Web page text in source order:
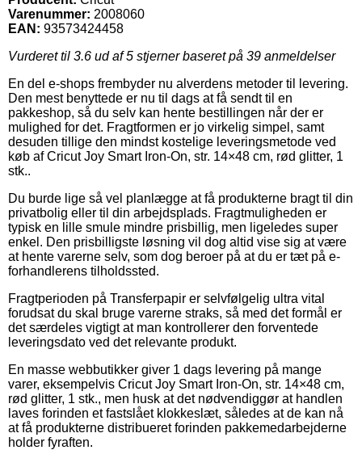
Varenummer: 2008060
EAN: 93573424458
Vurderet til 3.6 ud af 5 stjerner baseret på 39 anmeldelser
En del e-shops frembyder nu alverdens metoder til levering.
Den mest benyttede er nu til dags at få sendt til en
pakkeshop, så du selv kan hente bestillingen når der er
mulighed for det. Fragtformen er jo virkelig simpel, samt
desuden tillige den mindst kostelige leveringsmetode ved
køb af Cricut Joy Smart Iron-On, str. 14×48 cm, rød glitter, 1
stk..
Du burde lige så vel planlægge at få produkterne bragt til din
privatbolig eller til din arbejdsplads. Fragtmuligheden er
typisk en lille smule mindre prisbillig, men ligeledes super
enkel. Den prisbilligste løsning vil dog altid vise sig at være
at hente varerne selv, som dog beroer på at du er tæt på e-
forhandlerens tilholdssted.
Fragtperioden på Transferpapir er selvfølgelig ultra vital
forudsat du skal bruge varerne straks, så med det formål er
det særdeles vigtigt at man kontrollerer den forventede
leveringsdato ved det relevante produkt.
En masse webbutikker giver 1 dags levering på mange
varer, eksempelvis Cricut Joy Smart Iron-On, str. 14×48 cm,
rød glitter, 1 stk., men husk at det nødvendiggør at handlen
laves forinden et fastslået klokkeslæt, således at de kan nå
at få produkterne distribueret forinden pakkemedarbejderne
holder fyraften.